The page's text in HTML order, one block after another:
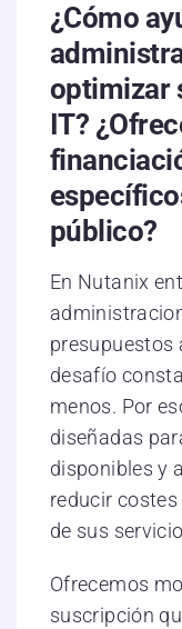
¿Cómo
optimizar
IT?
público?
En Nutanix
presupuestos
desafío
menos. Por
diseñadas
disponibles y
reducir
de sus
Ofrecemos
suscripción